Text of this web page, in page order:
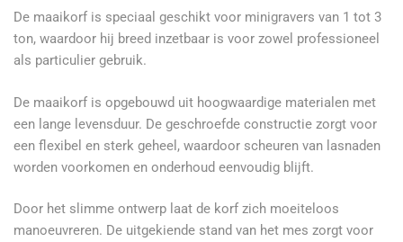
De maaikorf is speciaal geschikt voor minigravers van 1 tot 3
ton, waardoor hij breed inzetbaar is voor zowel professioneel
als particulier gebruik.
De maaikorf is opgebouwd uit hoogwaardige materialen met
een lange levensduur. De geschroefde constructie zorgt voor
een flexibel en sterk geheel, waardoor scheuren van lasnaden
worden voorkomen en onderhoud eenvoudig blijft.
Door het slimme ontwerp laat de korf zich moeiteloos
manoeuvreren. De uitgekiende stand van het mes zorgt voor